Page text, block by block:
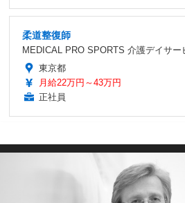
柔道整復師
MEDICAL PRO SPORTS 介護デイサー
東京都
月給22万円～43万円
正社員